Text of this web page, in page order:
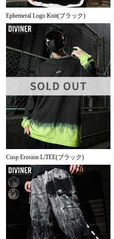
Ephemeral Logo Knit(ブラック)
Cusp Erosion L/TEE(ブラック)